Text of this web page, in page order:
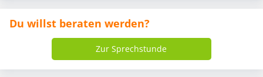
Du willst beraten werden?
Zur Sprechstunde